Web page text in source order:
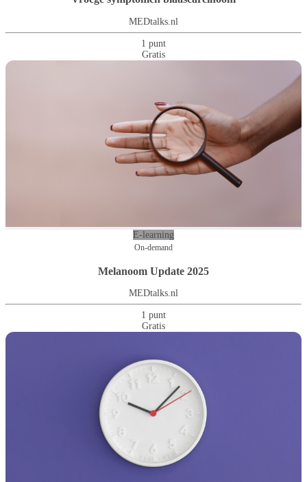
MEDtalks.nl
1 punt
Gratis
E-learning
On-demand
Melanoom Update 2025
MEDtalks.nl
1 punt
Gratis